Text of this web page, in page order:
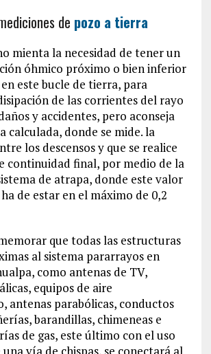
de pozo a tierra
mienta la necesidad de tener un
óhmico próximo o bien inferior
este bucle de tierra, para
de las corrientes del rayo
y accidentes, pero aconseja
calculada, donde se mide. la
los descensos y que se realice
continuidad final, por medio de la
de atrapa, donde este valor
de estar en el máximo de 0,2
que todas las estructuras
al sistema pararrayos en
como antenas de TV,
equipos de aire
antenas parabólicas, conductos
barandillas, chimeneas e
de gas, este último con el uso
vía de chispas, se conectará al